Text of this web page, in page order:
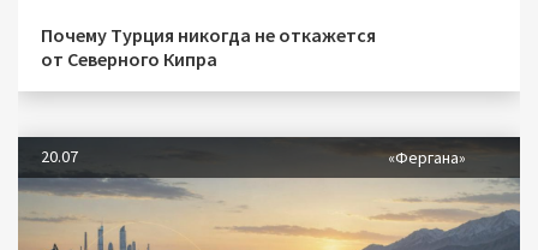
Почему Турция никогда не откажется
от Северного Кипра
20.07 «Фергана»